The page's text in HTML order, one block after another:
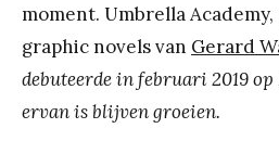
moment. Umbrella
graphic novels van Gerard
debuteerde in februari 2019
ervan is blijven groeien.